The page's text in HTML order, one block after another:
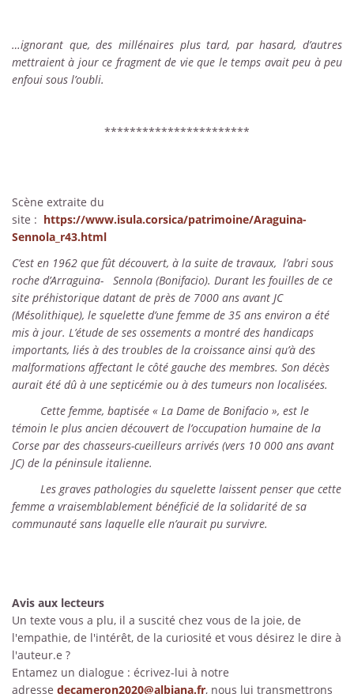
…ignorant que, des millénaires plus tard, par hasard, d’autres
mettraient à jour ce fragment de vie que le temps avait peu à peu
enfoui sous l’oubli.
***********************
Scène extraite du
site : https://www.isula.corsica/patrimoine/Araguina-
Sennola_r43.html
C’est en 1962 que fût découvert, à la suite de travaux, l’abri sous
roche d’Arraguina- Sennola (Bonifacio). Durant les fouilles de ce
site préhistorique datant de près de 7000 ans avant JC
(Mésolithique), le squelette d’une femme de 35 ans environ a été
mis à jour. L’étude de ses ossements a montré des handicaps
importants, liés à des troubles de la croissance ainsi qu’à des
malformations affectant le côté gauche des membres. Son décès
aurait été dû à une septicémie ou à des tumeurs non localisées.
Cette femme, baptisée « La Dame de Bonifacio », est le
témoin le plus ancien découvert de l’occupation humaine de la
Corse par des chasseurs-cueilleurs arrivés (vers 10 000 ans avant
JC) de la péninsule italienne.
Les graves pathologies du squelette laissent penser que cette
femme a vraisemblablement bénéficié de la solidarité de sa
communauté sans laquelle elle n’aurait pu survivre.
Avis aux lecteurs
Un texte vous a plu, il a suscité chez vous de la joie, de
l'empathie, de l'intérêt, de la curiosité et vous désirez le dire à
l'auteur.e ?
Entamez un dialogue : écrivez-lui à notre
adresse decameron2020@albiana.fr, nous lui transmettrons